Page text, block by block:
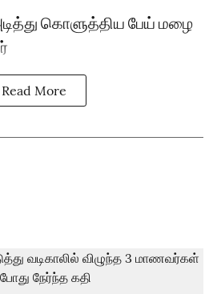
கொளுத்திய பேய் மழை
Read More